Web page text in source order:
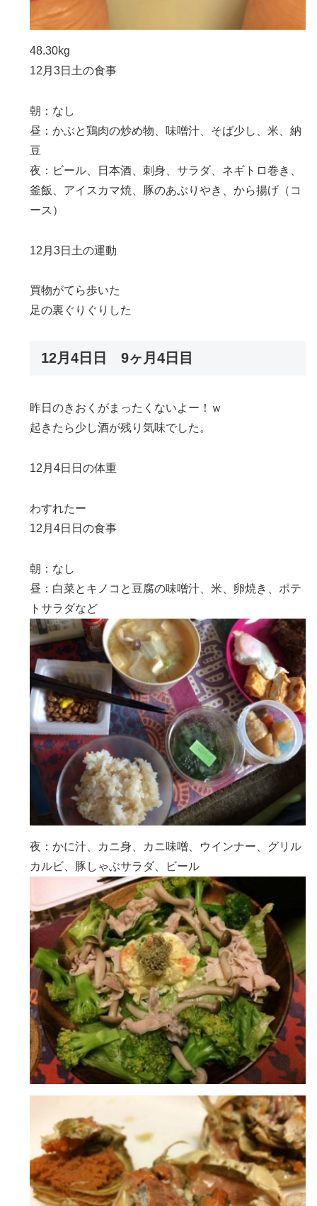
48.30kg
12月3日土の食事
朝：なし
昼：かぶと鶏肉の炒め物、味噌汁、そば少し、米、納
豆
夜：ビール、日本酒、刺身、サラダ、ネギトロ巻き、
釜飯、アイスカマ焼、豚のあぶりやき、から揚げ（コ
ース）
12月3日土の運動
買物がてら歩いた
足の裏ぐりぐりした
12月4日日 9ヶ月4日目
昨日のきおくがまったくないよー！ｗ
起きたら少し酒が残り気味でした。
12月4日日の体重
わすれたー
12月4日日の食事
朝：なし
昼：白菜とキノコと豆腐の味噌汁、米、卵焼き、ポテ
トサラダなど
夜：かに汁、カニ身、カニ味噌、ウインナー、グリル
カルビ、豚しゃぶサラダ、ビール